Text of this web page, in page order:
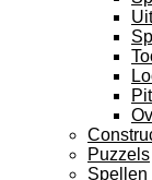
Puzzels
Spellen